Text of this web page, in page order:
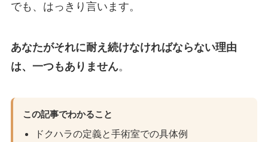
でも、はっきり言います。
あなたがそれに耐え続けなければならない理由
は、一つもありません。
この記事でわかること
ドクハラの定義と手術室での具体例